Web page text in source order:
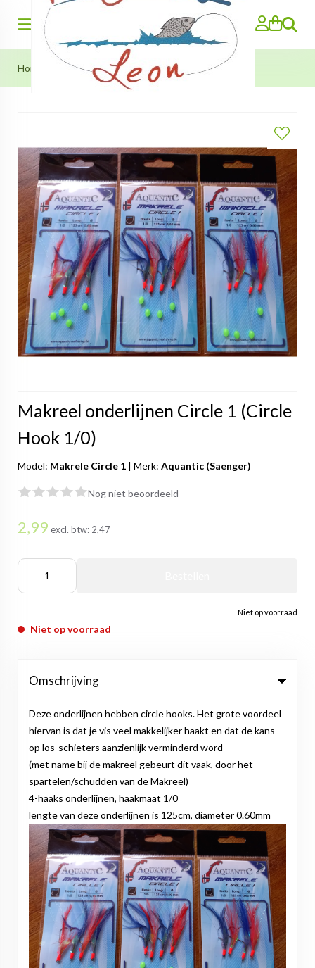
Zoeken
Home Makreel onderlijnen Circle 1 (Circle Hook 1/0)
Makreel onderlijnen Circle 1 (Circle
Hook 1/0)
Model: Makrele Circle 1 | Merk: Aquantic (Saenger)
Nog niet beoordeeld
2,99 excl. btw: 2,47
Niet op voorraad
Niet op voorraad
Omschrijving
Deze onderlijnen hebben circle hooks. Het grote voordeel
hiervan is dat je vis veel makkelijker haakt en dat de kans
op los-schieters aanzienlijk verminderd word
(met name bij de makreel gebeurt dit vaak, door het
spartelen/schudden van de Makreel)
4-haaks onderlijnen, haakmaat 1/0
lengte van deze onderlijnen is 125cm, diameter 0.60mm